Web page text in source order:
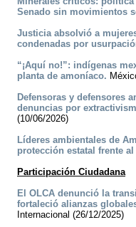
Senado sin movimientos
Justicia absolvió a
condenadas por
“¡Aquí no!”: indígenas
planta de amoníaco.
Defensoras y defensores
denuncias por
(10/06/2026)
Líderes ambientales de
protección estatal frente
Participación Ciudadana
El OLCA denunció la
fortaleció alianzas
Internacional (26/12/2025)